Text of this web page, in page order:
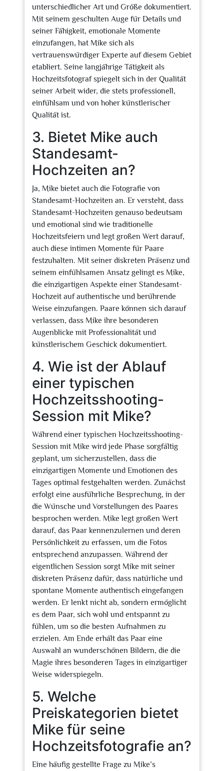
unterschiedlicher Art und Größe dokumentiert.
Mit seinem geschulten Auge für Details und
seiner Fähigkeit, emotionale Momente
einzufangen, hat Mike sich als
vertrauenswürdiger Experte auf diesem Gebiet
etabliert. Seine langjährige Tätigkeit als
Hochzeitsfotograf spiegelt sich in der Qualität
seiner Arbeit wider, die stets professionell,
einfühlsam und von hoher künstlerischer
Qualität ist.
3. Bietet Mike auch
Standesamt-
Hochzeiten an?
Ja, Mike bietet auch die Fotografie von
Standesamt-Hochzeiten an. Er versteht, dass
Standesamt-Hochzeiten genauso bedeutsam
und emotional sind wie traditionelle
Hochzeitsfeiern und legt großen Wert darauf,
auch diese intimen Momente für Paare
festzuhalten. Mit seiner diskreten Präsenz und
seinem einfühlsamen Ansatz gelingt es Mike,
die einzigartigen Aspekte einer Standesamt-
Hochzeit auf authentische und berührende
Weise einzufangen. Paare können sich darauf
verlassen, dass Mike ihre besonderen
Augenblicke mit Professionalität und
künstlerischem Geschick dokumentiert.
4. Wie ist der Ablauf
einer typischen
Hochzeitsshooting-
Session mit Mike?
Während einer typischen Hochzeitsshooting-
Session mit Mike wird jede Phase sorgfältig
geplant, um sicherzustellen, dass die
einzigartigen Momente und Emotionen des
Tages optimal festgehalten werden. Zunächst
erfolgt eine ausführliche Besprechung, in der
die Wünsche und Vorstellungen des Paares
besprochen werden. Mike legt großen Wert
darauf, das Paar kennenzulernen und deren
Persönlichkeit zu erfassen, um die Fotos
entsprechend anzupassen. Während der
eigentlichen Session sorgt Mike mit seiner
diskreten Präsenz dafür, dass natürliche und
spontane Momente authentisch eingefangen
werden. Er lenkt nicht ab, sondern ermöglicht
es dem Paar, sich wohl und entspannt zu
fühlen, um so die besten Aufnahmen zu
erzielen. Am Ende erhält das Paar eine
Auswahl an wunderschönen Bildern, die die
Magie ihres besonderen Tages in einzigartiger
Weise widerspiegeln.
5. Welche
Preiskategorien bietet
Mike für seine
Hochzeitsfotografie an?
Eine häufig gestellte Frage zu Mike’s